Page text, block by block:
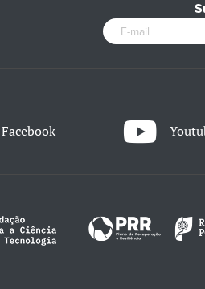
Facebook